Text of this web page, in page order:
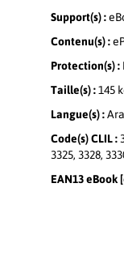
Support(s) :
Contenu(s) :
Protection(s) :
Taille(s) :145
Langue(s) :
Code(s) CLIL :
3325, 3328,
EAN13 eBook